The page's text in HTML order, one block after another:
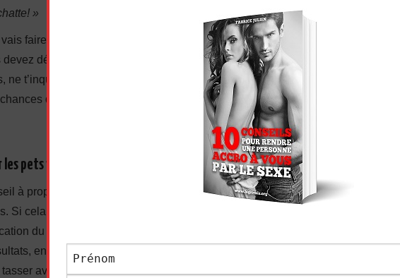
»
faire celui qui n’a rien entendu, qui ne calcule pas. Si elle fait une
dédramatiser, rire avec elle si elle en rit , ou lui dire « ce n’est rien,
ne t’inquiète pas ». Le mieux est de faire comme si rien ne s’était passé, il
qu’elle apprécie alors votre tact.
pets vaginaux ?
à propos du frout, certaines femmes en ont même en dehors des
Si cela vous arrive très souvent, il pourrait être bénéfique pour vous de
du périnée, c’est à dire de le remuscler. Le Pilates déjà donne
en même temps qu’il améliore votre posture tout entière et vous
avec l’âge. Même si vous n’en êtes pas là, bien sûr.